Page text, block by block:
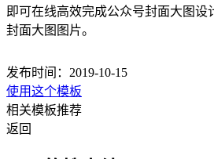
即可在线高效完成公众号封面大图设
封面大图图片。
发布时间：2019-10-15
使用这个模板
相关模板推荐
返回